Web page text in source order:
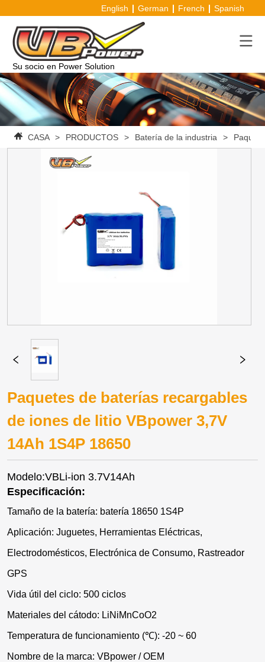
English German French Spanish
Su socio en Power Solution
CASA > PRODUCTOS > Batería de la industria >
Paquetes de baterías recargables
de iones de litio VBpower 3,7V
14Ah 1S4P 18650
Modelo:VBLi-ion 3.7V14Ah
Especificación:
Tamaño de la batería: batería 18650 1S4P
Aplicación: Juguetes, Herramientas Eléctricas,
Electrodomésticos, Electrónica de Consumo, Rastreador
GPS
Vida útil del ciclo: 500 ciclos
Materiales del cátodo: LiNiMnCoO2
Temperatura de funcionamiento (℃): -20 ~ 60
Nombre de la marca: VBpower / OEM